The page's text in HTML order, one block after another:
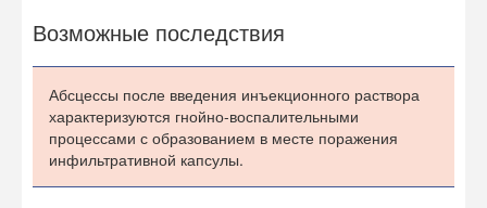
Возможные последствия
Абсцессы после введения инъекционного раствора
характеризуются гнойно-воспалительными
процессами с образованием в месте поражения
инфильтративной капсулы.